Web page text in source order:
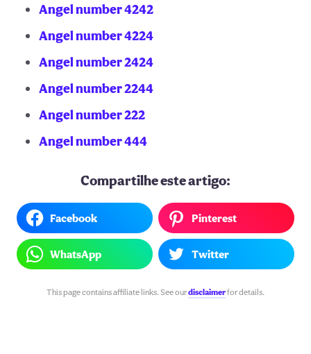
Angel number 4242
Angel number 4224
Angel number 2424
Angel number 2244
Angel number 222
Angel number 444
Compartilhe este artigo:
Facebook Pinterest
WhatsApp Twitter
This page contains affiliate links. See ourdisclaimerfor details.